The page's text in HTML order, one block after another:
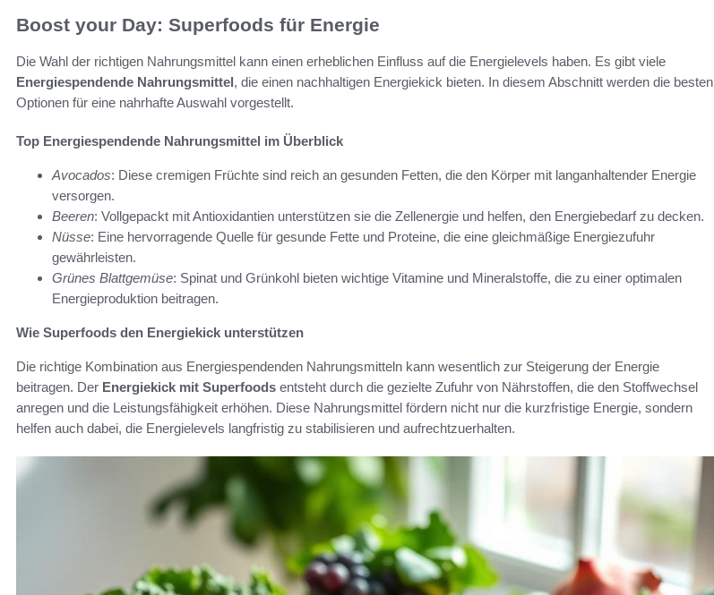
Boost your Day: Superfoods für Energie
Die Wahl der richtigen Nahrungsmittel kann einen erheblichen Einfluss auf die Energielevels haben. Es gibt viele
Energiespendende Nahrungsmittel, die einen nachhaltigen Energiekick bieten. In diesem Abschnitt werden die besten
Optionen für eine nahrhafte Auswahl vorgestellt.
Top Energiespendende Nahrungsmittel im Überblick
Avocados: Diese cremigen Früchte sind reich an gesunden Fetten, die den Körper mit langanhaltender Energie
versorgen.
Beeren: Vollgepackt mit Antioxidantien unterstützen sie die Zellenergie und helfen, den Energiebedarf zu decken.
Nüsse: Eine hervorragende Quelle für gesunde Fette und Proteine, die eine gleichmäßige Energiezufuhr
gewährleisten.
Grünes Blattgemüse: Spinat und Grünkohl bieten wichtige Vitamine und Mineralstoffe, die zu einer optimalen
Energieproduktion beitragen.
Wie Superfoods den Energiekick unterstützen
Die richtige Kombination aus Energiespendenden Nahrungsmitteln kann wesentlich zur Steigerung der Energie
beitragen. Der Energiekick mit Superfoods entsteht durch die gezielte Zufuhr von Nährstoffen, die den Stoffwechsel
anregen und die Leistungsfähigkeit erhöhen. Diese Nahrungsmittel fördern nicht nur die kurzfristige Energie, sondern
helfen auch dabei, die Energielevels langfristig zu stabilisieren und aufrechtzuerhalten.